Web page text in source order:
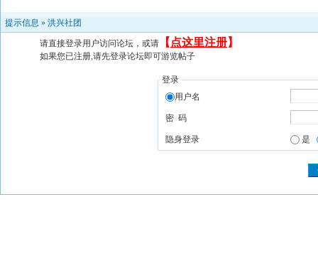
提示信息 » 洪兴社团
请直接登录用户访问论坛，或请 【 点这里注册】
如果您已注册,请先登录论坛即可游览帖子
登录
用户名
密 码
隐身登录 是